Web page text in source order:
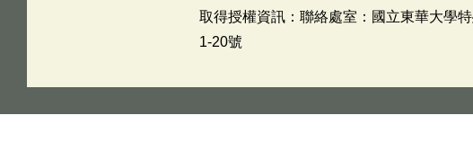
取得授權資訊：聯絡處室：國立東華大學
1-20號